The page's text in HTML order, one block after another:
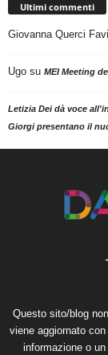
Ultimi commenti
Giovanna Querci
Ugo su MEI Meeting
Letizia Dei dà voce
Giorgi presentano il
Questo sito/blog
viene aggiornato
informazione o